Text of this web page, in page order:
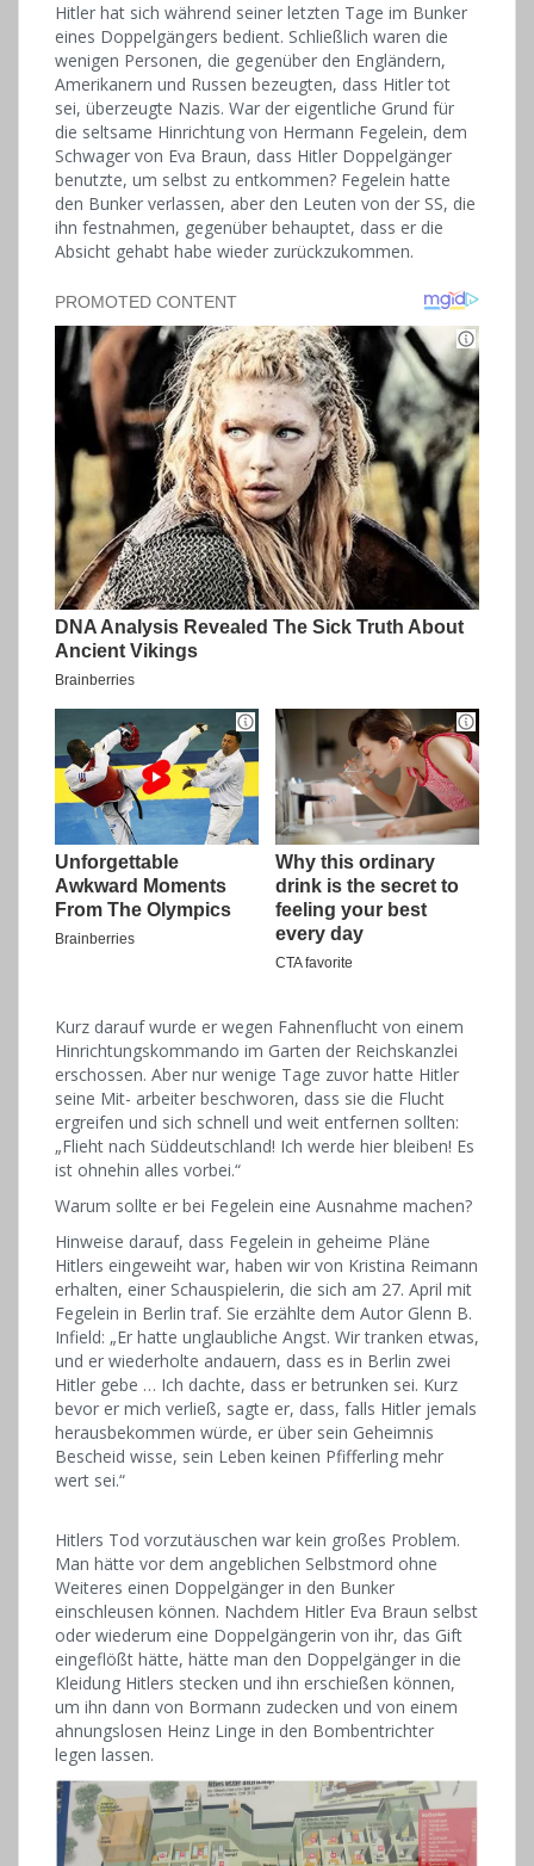
Hitler hat sich während seiner letzten Tage im Bunker
eines Doppelgängers bedient. Schließlich waren die
wenigen Personen, die gegenüber den Engländern,
Amerikanern und Russen bezeugten, dass Hitler tot
sei, überzeugte Nazis. War der eigentliche Grund für
die seltsame Hinrichtung von Hermann Fegelein, dem
Schwager von Eva Braun, dass Hitler Doppelgänger
benutzte, um selbst zu entkommen? Fegelein hatte
den Bunker verlassen, aber den Leuten von der SS, die
ihn festnahmen, gegenüber behauptet, dass er die
Absicht gehabt habe wieder zurückzukommen.
Kurz darauf wurde er wegen Fahnenflucht von einem
Hinrichtungskommando im Garten der Reichskanzlei
erschossen. Aber nur wenige Tage zuvor hatte Hitler
seine Mit- arbeiter beschworen, dass sie die Flucht
ergreifen und sich schnell und weit entfernen sollten:
„Flieht nach Süddeutschland! Ich werde hier bleiben! Es
ist ohnehin alles vorbei.“
Warum sollte er bei Fegelein eine Ausnahme machen?
Hinweise darauf, dass Fegelein in geheime Pläne
Hitlers eingeweiht war, haben wir von Kristina Reimann
erhalten, einer Schauspielerin, die sich am 27. April mit
Fegelein in Berlin traf. Sie erzählte dem Autor Glenn B.
Infield: „Er hatte unglaubliche Angst. Wir tranken etwas,
und er wiederholte andauern, dass es in Berlin zwei
Hitler gebe … Ich dachte, dass er betrunken sei. Kurz
bevor er mich verließ, sagte er, dass, falls Hitler jemals
herausbekommen würde, er über sein Geheimnis
Bescheid wisse, sein Leben keinen Pfifferling mehr
wert sei.“
Hitlers Tod vorzutäuschen war kein großes Problem.
Man hätte vor dem angeblichen Selbstmord ohne
Weiteres einen Doppelgänger in den Bunker
einschleusen können. Nachdem Hitler Eva Braun selbst
oder wiederum eine Doppelgängerin von ihr, das Gift
eingeflößt hätte, hätte man den Doppelgänger in die
Kleidung Hitlers stecken und ihn erschießen können,
um ihn dann von Bormann zudecken und von einem
ahnungslosen Heinz Linge in den Bombentrichter
legen lassen.